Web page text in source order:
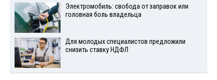
Электромобиль: свобода от заправок или
головная боль владельца
Для молодых специалистов предложили
снизить ставку НДФЛ